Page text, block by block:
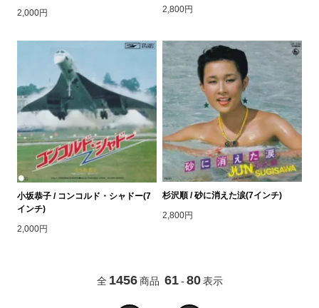
2,000円 2,800円
小坂恭子 / コンコルド・シャドー(7
インチ)
2,000円
杉沢順 / 砂に消えた涙(7インチ)
2,800円
全 1456 商品 61 - 80 表示